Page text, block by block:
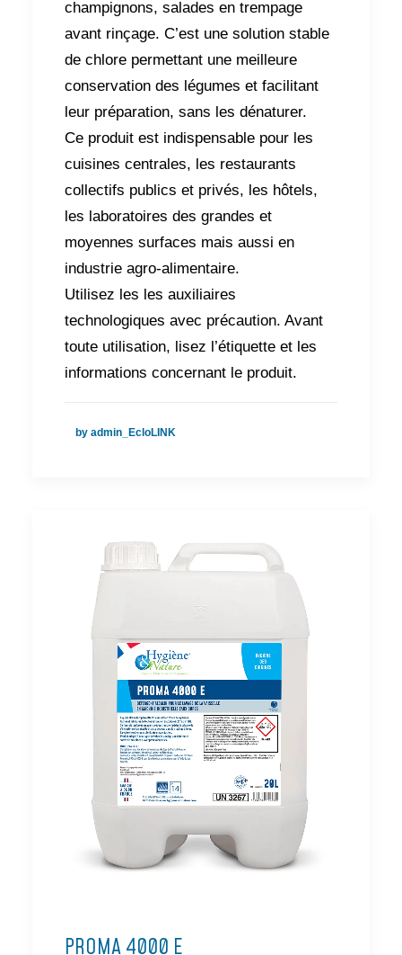
champignons, salades en trempage
avant rinçage. C’est une solution stable
de chlore permettant une meilleure
conservation des légumes et facilitant
leur préparation, sans les dénaturer.
Ce produit est indispensable pour les
cuisines centrales, les restaurants
collectifs publics et privés, les hôtels,
les laboratoires des grandes et
moyennes surfaces mais aussi en
industrie agro-alimentaire.
Utilisez les les auxiliaires
technologiques avec précaution. Avant
toute utilisation, lisez l’étiquette et les
informations concernant le produit.
by admin_EcloLINK
PROMA 4000 E